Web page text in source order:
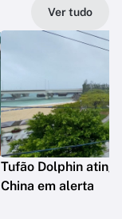
Ver tudo
Tufão Dolphin
China em alerta